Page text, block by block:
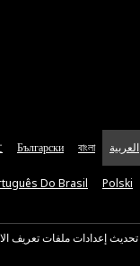
العربية বাংলা
Български
Polski
Do Brasil
تحديث إعدادات ملفات تعريف